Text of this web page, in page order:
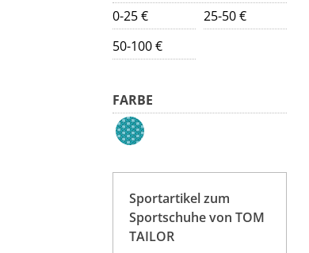
0-25 €
25-50 €
50-100 €
FARBE
Sportartikel zum
Sportschuhe von TOM
TAILOR